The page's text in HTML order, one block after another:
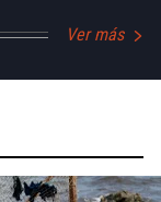
Ver más